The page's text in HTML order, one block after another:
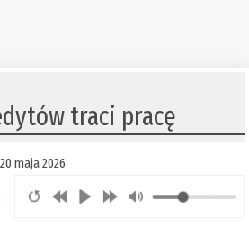
traci pracę
maja 2026